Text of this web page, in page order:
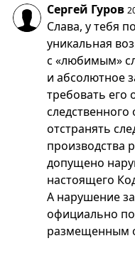
Сергей Гуров
Слава, у тебя
уникальная
с «любимым»
и абсолютное
требовать его
отстранять
производства
допущено
настоящего
А нарушение
официально
размещенным